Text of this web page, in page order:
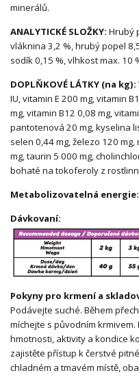
minerálů.
ANALYTICKÉ SLOŽKY: Hrubý
vláknina 3,2 %, hrubý popel
sodík 0,15 %, vlhkost max. 10
DOPLŇKOVÉ LÁTKY (na kg):
IU, vitamin E 200 mg, vitamin
mg, vitamin B12 0,08 mg,
pantotenová 20 mg, kyselina
selen 0,44 mg, železo 120
mg, taurin 5 000 mg,
bohaté na tokoferoly z
Metabolizovatelná energie:
Dávkovaní:
Pokyny pro krmení a
Podávejte suché. Během
míchejte s původním
hmotnosti, aktivity a kondice
zajistěte přístup k čerstvé
chladném a tmavém místě,